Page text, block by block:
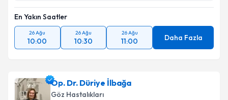
En Yakın Saatler
26 Ağu
10:00
26 Ağu
10:30
26 Ağu
11:00 Daha Fazla
Op. Dr. Düriye İlbağa
Göz Hastalıkları